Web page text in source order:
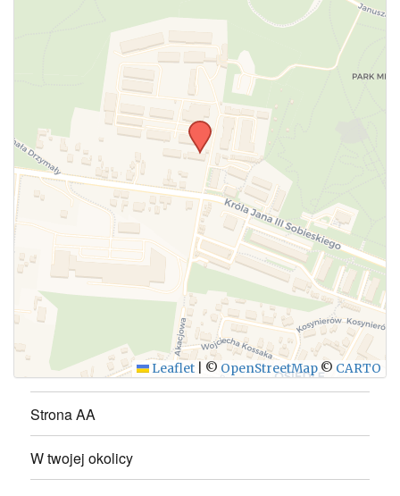
WYŚLIJ
Leaflet © OpenStreetMap © CARTO
Strona AA
W twojej okolicy